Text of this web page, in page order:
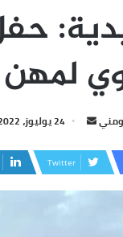
لمهن
24 يوليوز، 2022
Twitter